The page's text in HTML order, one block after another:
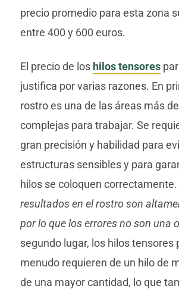
precio promedio para esta zona
entre 400 y 600 euros.
El precio de los hilos tensores
justifica por varias razones. En
rostro es una de las áreas más
complejas para trabajar. Se
gran precisión y habilidad para
estructuras sensibles y para
hilos se coloquen correctamente.
resultados en el rostro son
por lo que los errores no son una
segundo lugar, los hilos tensores
menudo requieren de un hilo de
de una mayor cantidad, lo que